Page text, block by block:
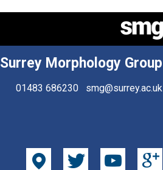
Surrey Morphology Group
01483 686230 smg@surrey.ac.uk